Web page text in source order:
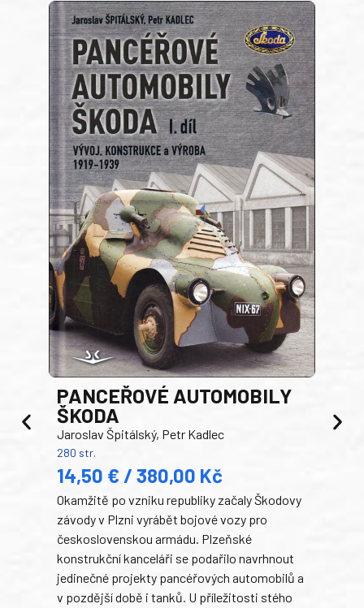
PANCEŘOVÉ AUTOMOBILY
ŠKODA
Jaroslav Špitálský, Petr Kadlec
280 str.
14,50 € / 380,00 Kč
Okamžitě po vzniku republiky začaly Škodovy
závody v Plzni vyrábět bojové vozy pro
československou armádu. Plzeňské
konstrukční kanceláři se podařilo navrhnout
jedinečné projekty pancéřových automobilů a
v pozdější době i tanků. U příležitosti stého